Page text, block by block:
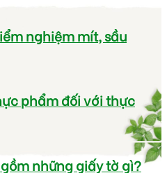
nghiệm mít, sầu
phẩm đối với thực
những giấy tờ gì?